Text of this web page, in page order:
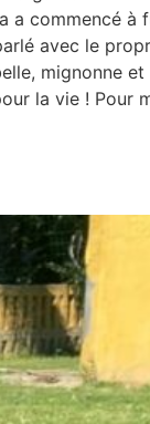
a commencé à
avec le
mignonne et
la vie ! Pour